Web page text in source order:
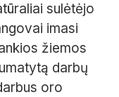
sulėtėjo
imasi
žiemos
darbų
oro